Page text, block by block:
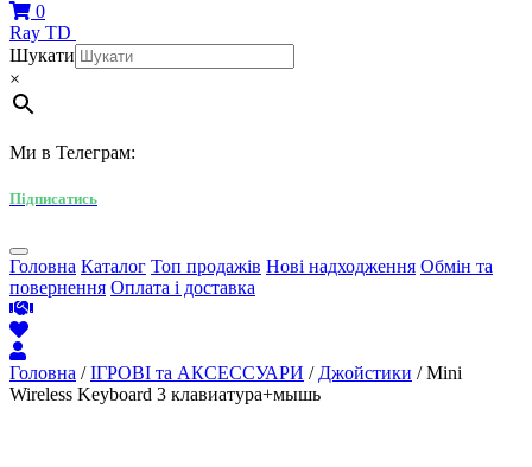
0
Ray TD
Шукати
×
Ми в Телеграм:
Підписатись
Головна Каталог Топ продажів Нові надходження Обмін та
повернення Оплата і доставка
Головна /ІГРОВІ та АКСЕССУАРИ / Джойстики / Mini
Wireless Keyboard 3 клавиатура+мышь